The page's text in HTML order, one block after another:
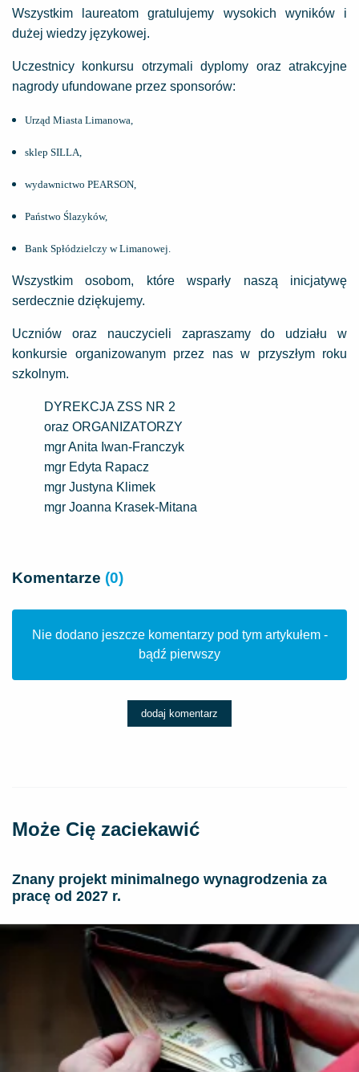
Wszystkim laureatom gratulujemy wysokich wyników i
dużej wiedzy językowej.
Uczestnicy konkursu otrzymali dyplomy oraz atrakcyjne
nagrody ufundowane przez sponsorów:
Urząd Miasta Limanowa,
sklep SILLA,
wydawnictwo PEARSON,
Państwo Ślazyków,
Bank Spłódzielczy w Limanowej.
Wszystkim osobom, które wsparły naszą inicjatywę
serdecznie dziękujemy.
Uczniów oraz nauczycieli zapraszamy do udziału w
konkursie organizowanym przez nas w przyszłym roku
szkolnym.
DYREKCJA ZSS NR 2
oraz ORGANIZATORZY
mgr Anita Iwan-Franczyk
mgr Edyta Rapacz
mgr Justyna Klimek
mgr Joanna Krasek-Mitana
Komentarze (0)
Nie dodano jeszcze komentarzy pod tym artykułem -
bądź pierwszy
dodaj komentarz
Może Cię zaciekawić
Znany projekt minimalnego wynagrodzenia za
pracę od 2027 r.